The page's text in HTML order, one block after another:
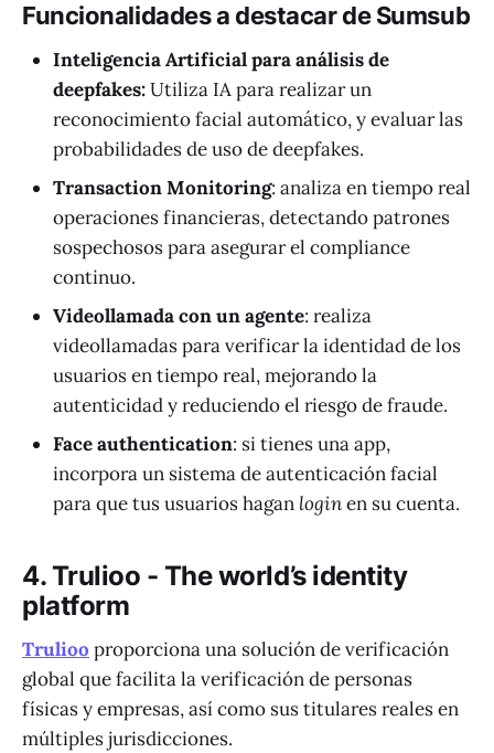
Funcionalidades a destacar de Sumsub
Inteligencia Artificial para análisis de
deepfakes:Utiliza IA para realizar un
reconocimiento facial automático, y evaluar las
probabilidades de uso de deepfakes.
Transaction Monitoring: analiza en tiempo real
operaciones financieras, detectando patrones
sospechosos para asegurar el compliance
continuo.
Videollamada con un agente: realiza
videollamadas para verificar la identidad de los
usuarios en tiempo real, mejorando la
autenticidad y reduciendo el riesgo de fraude.
Face authentication: si tienes una app,
incorpora un sistema de autenticación facial
para que tus usuarios hagan loginen su cuenta.
4. Trulioo - The world’s identity
platform
Trulioo proporciona una solución de verificación
global que facilita la verificación de personas
físicas y empresas, así como sus titulares reales en
múltiples jurisdicciones.